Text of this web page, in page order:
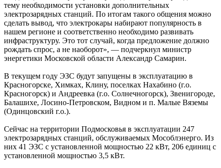
тему необходимости установки дополнительных
электрозарядных станций. По итогам такого общения можно
сделать вывод, что электрокары набирают популярность в
нашем регионе и соответственно необходимо развивать
инфраструктуру. Это тот случай, когда предложение должно
рождать спрос, а не наоборот», — подчеркнул министр
энергетики Московской области Александр Самарин.
В текущем году ЭЗС будут запущены в эксплуатацию в
Красногорске, Химках, Клину, поселках Нахабино (г.о.
Красногорск) и Андреевка (г.о. Солнечногорск), Звенигороде,
Балашихе, Лосино-Петровском, Видном и п. Малые Вяземы
(Одинцовский г.о.).
Сейчас на территории Подмосковья в эксплуатации 247
электрозарядных станций, обслуживаемых Мособлэнерго. Из
них 41 ЭЗС с установленной мощностью 22 кВт, 206 единиц с
установленной мощностью 3,5 кВт.